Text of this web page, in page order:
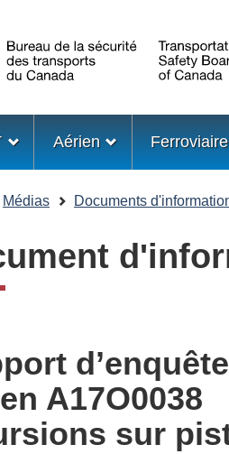
Aérien Ferroviaire
Médias Documents
A17O0038
sur